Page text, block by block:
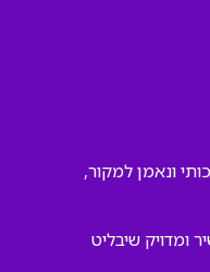
ונאמן למקור,
ומדויק שיבליט